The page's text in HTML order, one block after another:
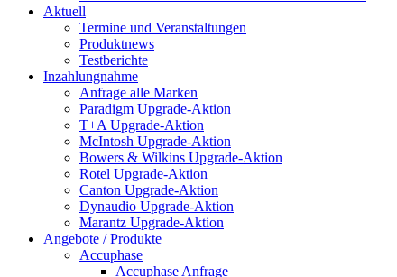
Aktuell
Termine und Veranstaltungen
Produktnews
Testberichte
Inzahlungnahme
Anfrage alle Marken
Paradigm Upgrade-Aktion
T+A Upgrade-Aktion
McIntosh Upgrade-Aktion
Bowers & Wilkins Upgrade-Aktion
Rotel Upgrade-Aktion
Canton Upgrade-Aktion
Dynaudio Upgrade-Aktion
Marantz Upgrade-Aktion
Angebote / Produkte
Accuphase
Accuphase Anfrage